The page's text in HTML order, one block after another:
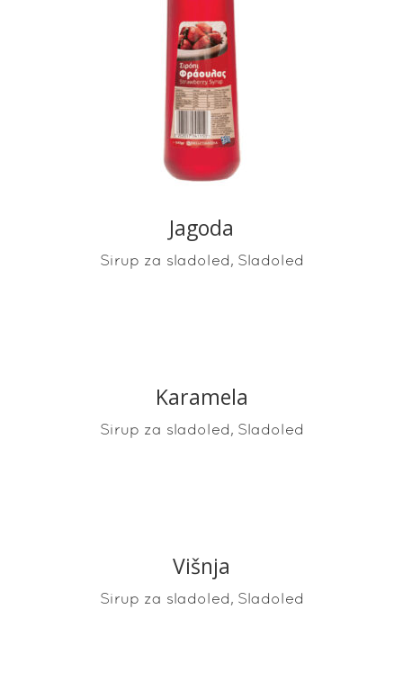
READ MORE
Jagoda
Sirup za sladoled, Sladoled
READ MORE
Karamela
Sirup za sladoled, Sladoled
READ MORE
Višnja
Sirup za sladoled, Sladoled